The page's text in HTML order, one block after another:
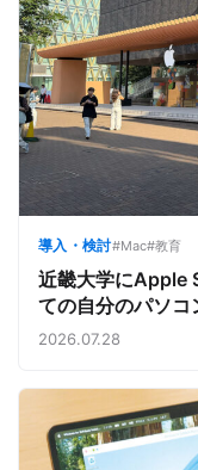
導入・検討#Mac#教育
近畿大学にApple
ての自分のパソコ
魅力と楽しさを、
2026.07.28